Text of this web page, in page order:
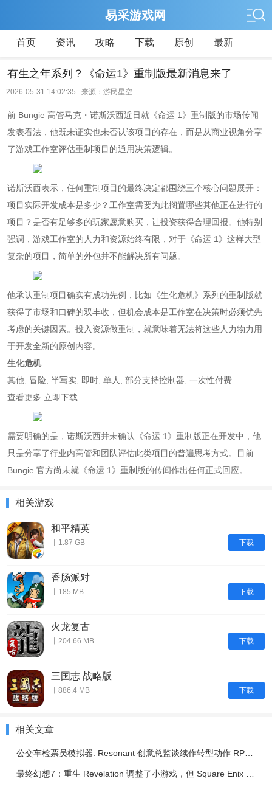
易采游戏网
首页 资讯 攻略 下载 原创 最新
有生之年系列？《命运1》重制版最新消息来了
2026-05-31 14:02:35 来源：游民星空
前 Bungie 高管马克・诺斯沃西近日就《命运 1》重制版的市场传闻
发表看法，他既未证实也未否认该项目的存在，而是从商业视角分享
了游戏工作室评估重制项目的通用决策逻辑。
诺斯沃西表示，任何重制项目的最终决定都围绕三个核心问题展开：
项目实际开发成本是多少？工作室需要为此搁置哪些其他正在进行的
项目？是否有足够多的玩家愿意购买，让投资获得合理回报。他特别
强调，游戏工作室的人力和资源始终有限，对于《命运 1》这样大型
复杂的项目，简单的外包并不能解决所有问题。
他承认重制项目确实有成功先例，比如《生化危机》系列的重制版就
获得了市场和口碑的双丰收，但机会成本是工作室在决策时必须优先
考虑的关键因素。投入资源做重制，就意味着无法将这些人力物力用
于开发全新的原创内容。
生化危机
其他, 冒险, 半写实, 即时, 单人, 部分支持控制器, 一次性付费
查看更多 立即下载
需要明确的是，诺斯沃西并未确认《命运 1》重制版正在开发中，他
只是分享了行业内高管和团队评估此类项目的普遍思考方式。目前
Bungie 官方尚未就《命运 1》重制版的传闻作出任何正式回应。
相关游戏
下载
和平精英
丨1.87 GB
下载
香肠派对
丨185 MB
下载
火龙复古
丨204.66 MB
下载
三国志 战略版
丨886.4 MB
相关文章